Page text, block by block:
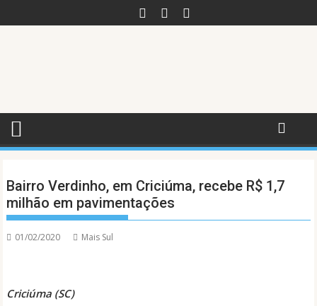
to
Bairro Verdinho, em Criciúma, recebe R$ 1,7
milhão em pavimentações
01/02/2020 Mais Sul
Criciúma (SC)